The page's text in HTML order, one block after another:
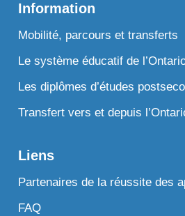
Information
Mobilité, parcours et transferts
Le système éducatif de
Les diplômes d’études
Transfert vers et depuis
Liens
Partenaires de la réussite des
FAQ